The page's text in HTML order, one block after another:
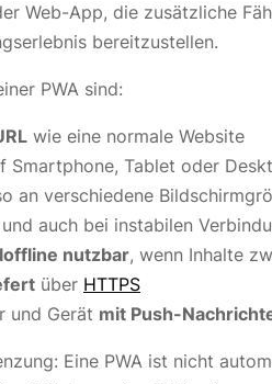
Web-App, die zusätzliche
bereitzustellen.
PWA sind:
wie eine normale Website
Smartphone, Tablet oder
an verschiedene
und auch bei instabilen
nutzbar, wenn Inhalte
über HTTPS
und Gerät mit Push-
Eine PWA ist nicht